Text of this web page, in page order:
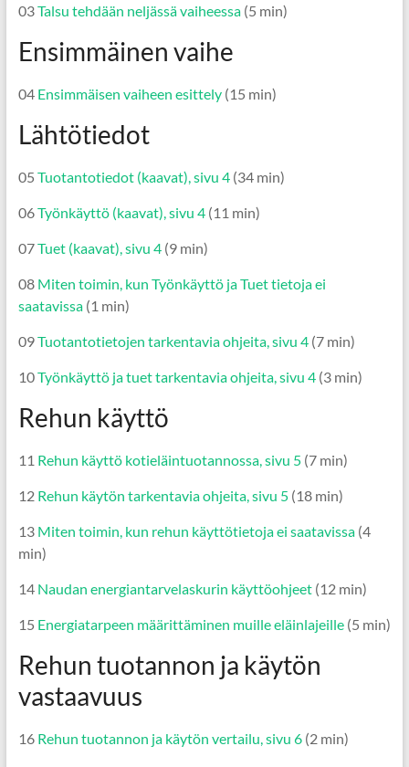
03Talsu tehdään neljässä vaiheessa(5 min)
Ensimmäinen vaihe
04 Ensimmäisen vaiheen esittely(15 min)
Lähtötiedot
05 Tuotantotiedot (kaavat), sivu 4(34 min)
06Työnkäyttö (kaavat), sivu 4(11 min)
07Tuet (kaavat), sivu 4(9 min)
08 Miten toimin, kun Työnkäyttö ja Tuet tietoja ei
saatavissa(1 min)
09Tuotantotietojen tarkentavia ohjeita, sivu 4(7 min)
10Työnkäyttö ja tuet tarkentavia ohjeita, sivu 4(3 min)
Rehun käyttö
11 Rehun käyttö kotieläintuotannossa, sivu 5(7 min)
12 Rehun käytön tarkentavia ohjeita, sivu 5(18 min)
13 Miten toimin, kun rehun käyttötietoja ei saatavissa(4
min)
14 Naudan energiantarvelaskurin käyttöohjeet(12 min)
15 Energiatarpeen määrittäminen muille eläinlajeille(5 min)
Rehun tuotannon ja käytön
vastaavuus
16 Rehun tuotannon ja käytön vertailu, sivu 6(2 min)